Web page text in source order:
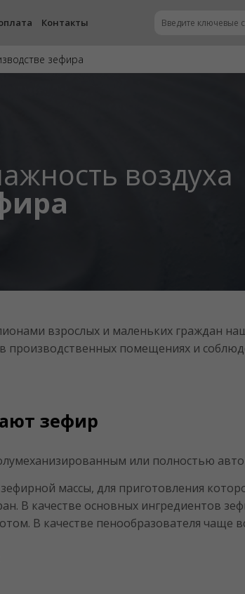
Контакты
зефира
воздуха
взрослых и маленьких граждан
помещениях и
зефир
или полностью
массы, для приготовления
В качестве основных ингредиентов
В качестве пенообразователя чаще